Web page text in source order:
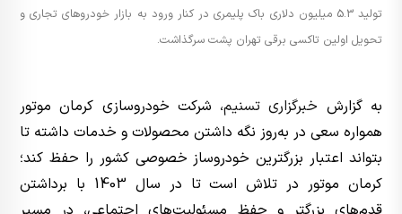
تولید 5.3 میلیون دلاری باک پلیمری در کنار ورود به بازار خودروهای تجاری و
تحویل اولین تاکسی برقی تهران پشت سرگذاشت.
به گزارش خبرگزاری تسنیم، شرکت خودروسازی کرمان موتور
همواره سعی در به‌روز نگه داشتن محصولات و خدمات داشته تا
بتواند اعتبار بزرگترین خودروساز خصوصی کشور را حفظ کند؛
کرمان موتور در تلاش است تا در سال 1403 با برداشتن